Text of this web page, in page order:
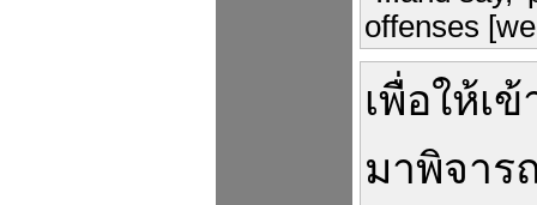
offenses
เพื่อให้เข้
มาพิจาร